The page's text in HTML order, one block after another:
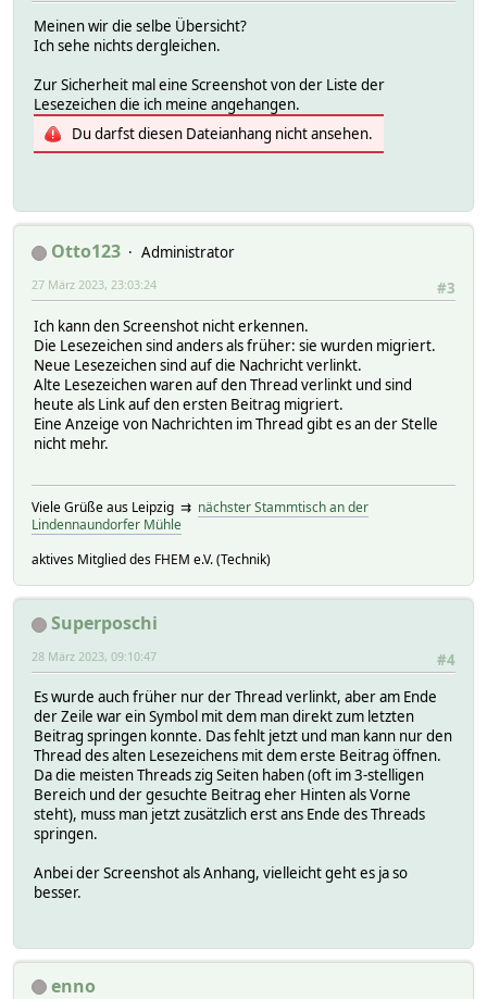
Meinen wir die selbe Übersicht?
Ich sehe nichts dergleichen.
Zur Sicherheit mal eine Screenshot von der Liste der
Lesezeichen die ich meine angehangen.
Du darfst diesen Dateianhang nicht ansehen.
Otto123
Administrator
#3
27 März 2023, 23:03:24
Ich kann den Screenshot nicht erkennen.
Die Lesezeichen sind anders als früher: sie wurden migriert.
Neue Lesezeichen sind auf die Nachricht verlinkt.
Alte Lesezeichen waren auf den Thread verlinkt und sind
heute als Link auf den ersten Beitrag migriert.
Eine Anzeige von Nachrichten im Thread gibt es an der Stelle
nicht mehr.
Viele Grüße aus Leipzig ⇉ nächster Stammtisch an der
Lindennaundorfer Mühle
aktives Mitglied des FHEM e.V. (Technik)
Superposchi
#4
28 März 2023, 09:10:47
Es wurde auch früher nur der Thread verlinkt, aber am Ende
der Zeile war ein Symbol mit dem man direkt zum letzten
Beitrag springen konnte. Das fehlt jetzt und man kann nur den
Thread des alten Lesezeichens mit dem erste Beitrag öffnen.
Da die meisten Threads zig Seiten haben (oft im 3-stelligen
Bereich und der gesuchte Beitrag eher Hinten als Vorne
steht), muss man jetzt zusätzlich erst ans Ende des Threads
springen.
Anbei der Screenshot als Anhang, vielleicht geht es ja so
besser.
enno